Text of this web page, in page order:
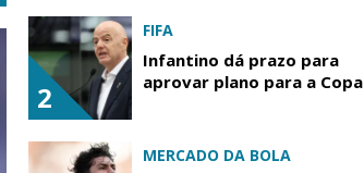
2
FIFA
Infantino dá prazo para
aprovar plano para a Copa
MERCADO DA BOLA